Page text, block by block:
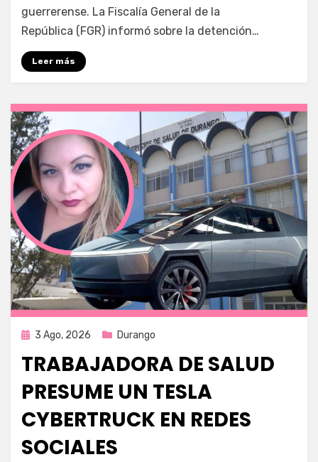
guerrerense. La Fiscalía General de la
República (FGR) informó sobre la detención…
Leer más
Publicada
3 Ago, 2026 Durango
TRABAJADORA DE SALUD
PRESUME UN TESLA
CYBERTRUCK EN REDES
SOCIALES